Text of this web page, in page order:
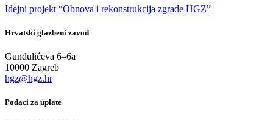
Idejni projekt “Obnova i rekonstrukcija zgrade HGZ”
Hrvatski glazbeni zavod
Gundulićeva 6–6a
10000 Zagreb
hgz@hgz.hr
Podaci za uplate